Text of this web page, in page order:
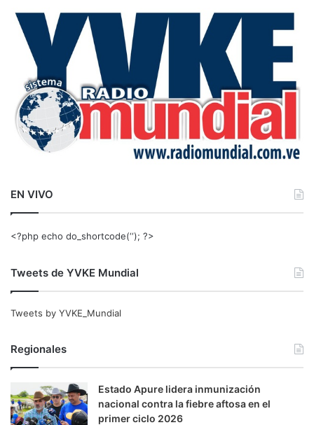
a
EN VIVO
<?php echo do_shortcode(‘‘); ?>
Tweets de YVKE Mundial
Tweets by YVKE_Mundial
Regionales
Estado Apure lidera inmunización
nacional contra la fiebre aftosa en el
primer ciclo 2026